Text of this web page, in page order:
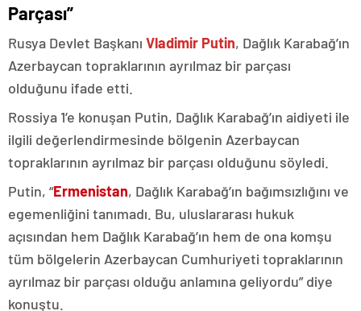
Parçası”
Rusya Devlet Başkanı Vladimir Putin, Dağlık Karabağ’ın
Azerbaycan topraklarının ayrılmaz bir parçası
olduğunu ifade etti.
Rossiya 1’e konuşan Putin, Dağlık Karabağ’ın aidiyeti ile
ilgili değerlendirmesinde bölgenin Azerbaycan
topraklarının ayrılmaz bir parçası olduğunu söyledi.
Putin, “Ermenistan, Dağlık Karabağ’ın bağımsızlığını ve
egemenliğini tanımadı. Bu, uluslararası hukuk
açısından hem Dağlık Karabağ’ın hem de ona komşu
tüm bölgelerin Azerbaycan Cumhuriyeti topraklarının
ayrılmaz bir parçası olduğu anlamına geliyordu” diye
konuştu.